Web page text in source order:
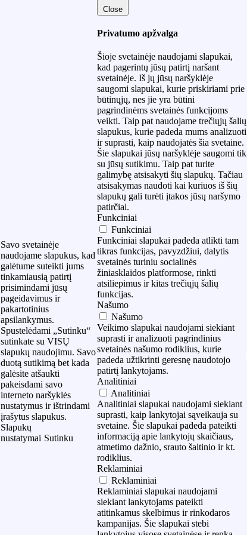
Savo svetainėje
naudojame slapukus, kad
galėtume suteikti jums
tinkamiausią patirtį
prisimindami jūsų
pageidavimus ir
pakartotinius
apsilankymus.
Spustelėdami „Sutinku“
sutinkate su VISŲ
slapukų naudojimu. Savo
duotą sutikimą bet kada
galėsite atšaukti
pakeisdami savo
interneto naršyklės
nustatymus ir ištrindami
įrašytus slapukus.
Slapukų
nustatymai Sutinku
Close
Privatumo apžvalga
Šioje svetainėje naudojami slapukai,
kad pagerintų jūsų patirtį naršant
svetainėje. Iš jų jūsų naršyklėje
saugomi slapukai, kurie priskiriami prie
būtinųjų, nes jie yra būtini
pagrindinėms svetainės funkcijoms
veikti. Taip pat naudojame trečiųjų šalių
slapukus, kurie padeda mums analizuoti
ir suprasti, kaip naudojatės šia svetaine.
Šie slapukai jūsų naršyklėje saugomi tik
su jūsų sutikimu. Taip pat turite
galimybę atsisakyti šių slapukų. Tačiau
atsisakymas naudoti kai kuriuos iš šių
slapukų gali turėti įtakos jūsų naršymo
patirčiai.
Funkciniai
Funkciniai
Funkciniai slapukai padeda atlikti tam
tikras funkcijas, pavyzdžiui, dalytis
svetainės turiniu socialinės
žiniasklaidos platformose, rinkti
atsiliepimus ir kitas trečiųjų šalių
funkcijas.
Našumo
Našumo
Veikimo slapukai naudojami siekiant
suprasti ir analizuoti pagrindinius
svetainės našumo rodiklius, kurie
padeda užtikrinti geresnę naudotojo
patirtį lankytojams.
Analitiniai
Analitiniai
Analitiniai slapukai naudojami siekiant
suprasti, kaip lankytojai sąveikauja su
svetaine. Šie slapukai padeda pateikti
informaciją apie lankytojų skaičiaus,
atmetimo dažnio, srauto šaltinio ir kt.
rodiklius.
Reklaminiai
Reklaminiai
Reklaminiai slapukai naudojami
siekiant lankytojams pateikti
atitinkamus skelbimus ir rinkodaros
kampanijas. Šie slapukai stebi